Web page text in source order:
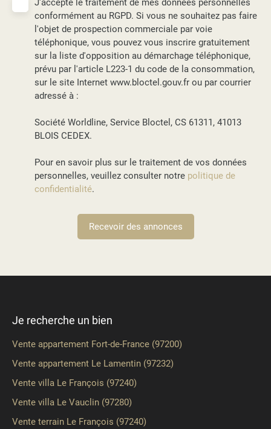
J'accepte le traitement de mes données personnelles
conformément au RGPD. Si vous ne souhaitez pas faire
l'objet de prospection commerciale par voie
téléphonique, vous pouvez vous inscrire gratuitement
sur la liste d'opposition au démarchage téléphonique,
prévu par l'article L223-1 du code de la consommation,
sur le site Internet www.bloctel.gouv.fr ou par courrier
adressé à :
Société Worldline, Service Bloctel, CS 61311, 41013
BLOIS CEDEX.
Pour en savoir plus sur le traitement de vos données
personnelles, veuillez consulter notre politique de
confidentialité.
Recevoir des annonces
Je recherche un bien
Vente appartement Fort-de-France (97200)
Vente appartement Le Lamentin (97232)
Vente villa Le François (97240)
Vente villa Le Vauclin (97280)
Vente terrain Le François (97240)